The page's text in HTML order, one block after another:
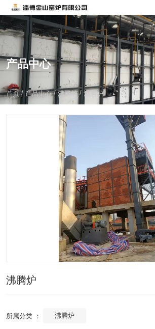
产品中心
首页/ 产品中心 /沸腾炉 / 沸腾炉
沸腾炉
所属分类 ： 沸腾炉